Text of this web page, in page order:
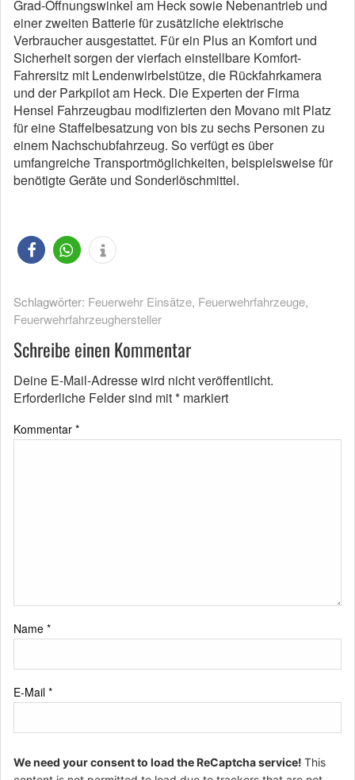
Grad-Öffnungswinkel am Heck sowie Nebenantrieb und
einer zweiten Batterie für zusätzliche elektrische
Verbraucher ausgestattet. Für ein Plus an Komfort und
Sicherheit sorgen der vierfach einstellbare Komfort-
Fahrersitz mit Lendenwirbelstütze, die Rückfahrkamera
und der Parkpilot am Heck. Die Experten der Firma
Hensel Fahrzeugbau modifizierten den Movano mit Platz
für eine Staffelbesatzung von bis zu sechs Personen zu
einem Nachschubfahrzeug. So verfügt es über
umfangreiche Transportmöglichkeiten, beispielsweise für
benötigte Geräte und Sonderlöschmittel.
Schlagwörter: Feuerwehr Einsätze, Feuerwehrfahrzeuge,
Feuerwehrfahrzeughersteller
Schreibe einen Kommentar
Deine E-Mail-Adresse wird nicht veröffentlicht.
Erforderliche Felder sind mit* markiert
Kommentar *
Name *
E-Mail *
We need your consent to load the ReCaptcha service! This